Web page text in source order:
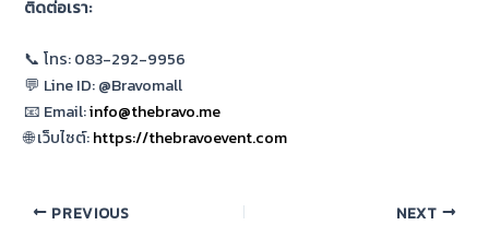
ติดต่อเรา:
📞 โทร: 083-292-9956
💬 Line ID: @Bravomall
📧 Email:info@thebravo.me
🌐 เว็บไซต์:https://thebravoevent.com
PREVIOUS NEXT